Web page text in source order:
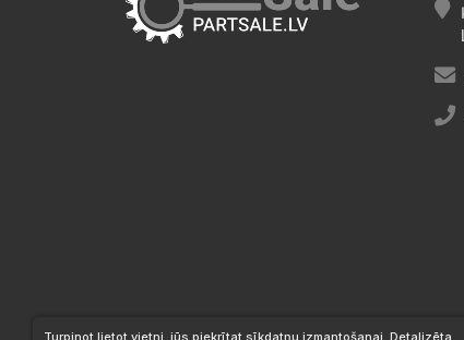
Turpinot lietot vietni, jūs piekrītat sīkdatņu izmantošanai. Detalizēta